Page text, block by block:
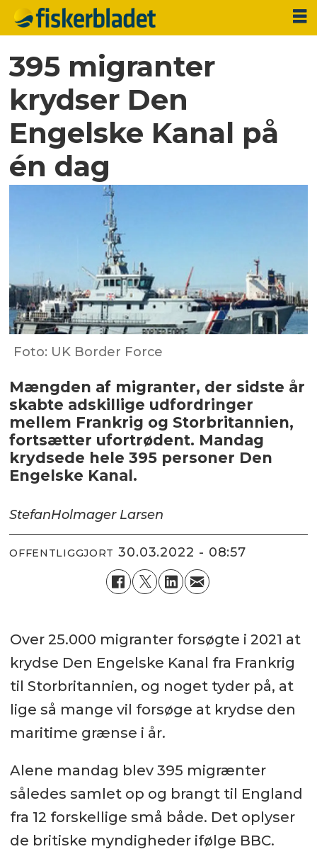
395 migranter
krydser Den
Engelske Kanal på
én dag
Foto: UK Border Force
Mængden af migranter, der sidste år
skabte adskillige udfordringer
mellem Frankrig og Storbritannien,
fortsætter ufortrødent. Mandag
krydsede hele 395 personer Den
Engelske Kanal.
StefanHolmager Larsen
OFFENTLIGGJORT 30.03.2022 - 08:57
Over 25.000 migranter forsøgte i 2021 at
krydse Den Engelske Kanal fra Frankrig
til Storbritannien, og noget tyder på, at
lige så mange vil forsøge at krydse den
maritime grænse i år.
Alene mandag blev 395 migrænter
således samlet op og brangt til England
fra 12 forskellige små både. Det oplyser
de britiske myndigheder ifølge BBC.